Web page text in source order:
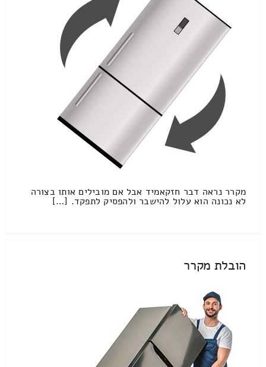
מקרר נראה דבר חזקאמיד אבל אם מובילים אותו בצורה
לא נכונה הוא עלול להישבר ולהפסיק לתפקד. […]
הובלת מקרר